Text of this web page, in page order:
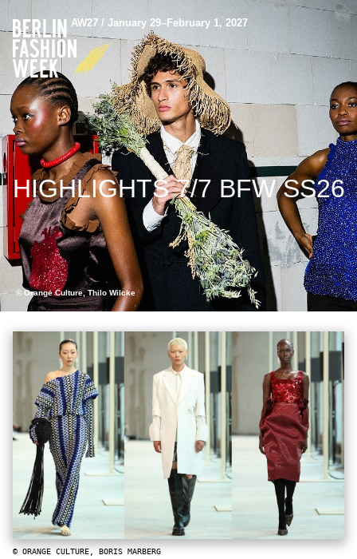
AW27 / January 29–February 1, 2027
HIGHLIGHTS 7/7 BFW SS26
© Orange Culture, Thilo Wilcke
© ORANGE CULTURE, BORIS MARBERG